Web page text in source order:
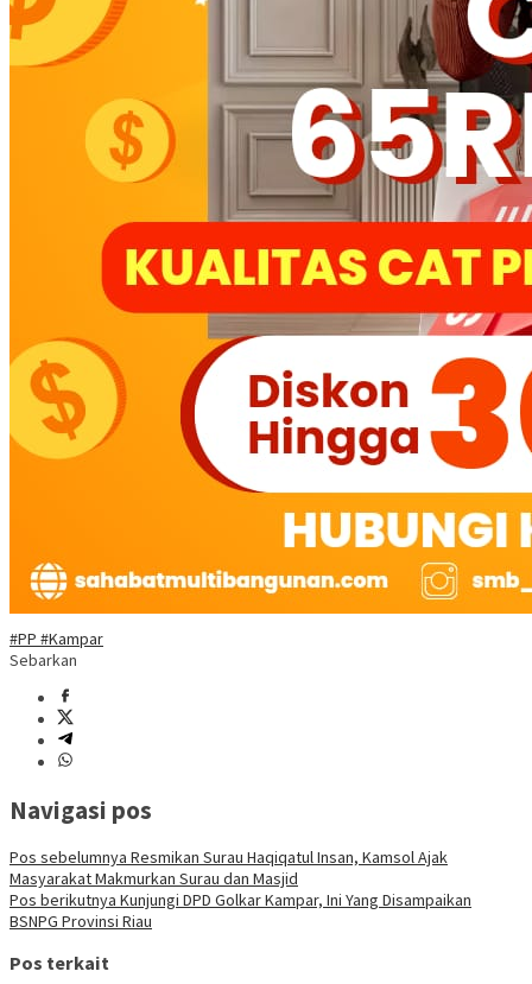
#PP #Kampar
Sebarkan
Navigasi pos
Pos sebelumnya Resmikan Surau Haqiqatul Insan, Kamsol Ajak
Masyarakat Makmurkan Surau dan Masjid
Pos berikutnya Kunjungi DPD Golkar Kampar, Ini Yang Disampaikan
BSNPG Provinsi Riau
Pos terkait